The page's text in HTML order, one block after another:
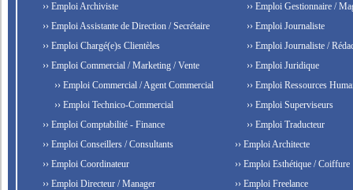
›› Emploi Archiviste
›› Emploi Assistante de Direction / Secrétaire
›› Emploi Chargé(e)s Clientèles
›› Emploi Commercial / Marketing / Vente
›› Emploi Commercial / Agent Commercial
›› Emploi Technico-Commercial
›› Emploi Comptabilité - Finance
›› Emploi Conseillers / Consultants
›› Emploi Coordinateur
›› Emploi Directeur / Manager
›› Emploi Gestionnaire /
›› Emploi Journaliste
›› Emploi Journaliste /
›› Emploi Juridique
›› Emploi Ressources
›› Emploi Superviseurs
›› Emploi Traducteur
›› Emploi Architecte
›› Emploi Esthétique / Coiffure
›› Emploi Freelance